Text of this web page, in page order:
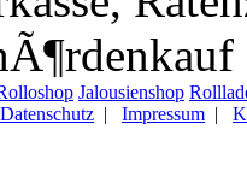
Jalousienshop
Datenschutz | Impressum |